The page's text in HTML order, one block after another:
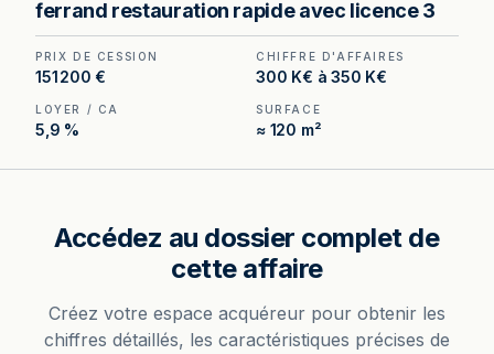
piéton.
ferrand restauration rapide avec licence 3
PRIX DE CESSION
151 200 €
CHIFFRE D'AFFAIRES
300 K€ à 350 K€
LOYER / CA
5,9 %
SURFACE
≈ 120 m²
Accédez au dossier complet de
cette affaire
Créez votre espace acquéreur pour obtenir les
chiffres détaillés, les caractéristiques précises de